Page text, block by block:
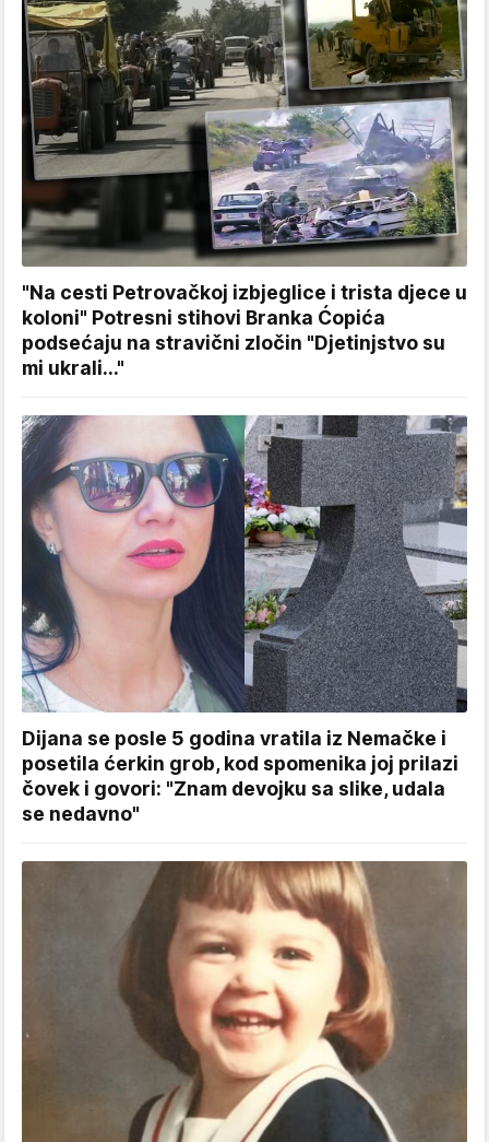
"Na cesti Petrovačkoj izbjeglice i trista djece u
koloni" Potresni stihovi Branka Ćopića
podsećaju na stravični zločin "Djetinjstvo su
mi ukrali..."
Dijana se posle 5 godina vratila iz Nemačke i
posetila ćerkin grob, kod spomenika joj prilazi
čovek i govori: "Znam devojku sa slike, udala
se nedavno"